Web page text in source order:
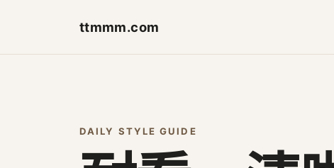
ttmmm.com
DAILY STYLE GUIDE